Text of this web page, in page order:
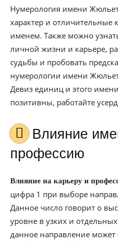
Нумерология имени
характер и отличительные
именем. Также можно
личной жизни и карьере,
судьбы и пробовать
нумерологии имени
Девиз единиц и этого
позитивны, работайте
Влияние имени Жюльет на
профессию
Влияние на карьеру и
цифра 1 при выборе
Данное число говорит о
уровне в узких и
данное направление